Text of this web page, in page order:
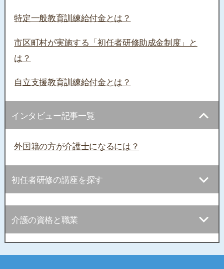
特定一般教育訓練給付金とは？
市区町村が実施する「初任者研修助成金制度」と
は？
自立支援教育訓練給付金とは？
インタビュー記事一覧
外国籍の方が介護士になるには？
初任者研修の講座を探す
介護の資格と職業